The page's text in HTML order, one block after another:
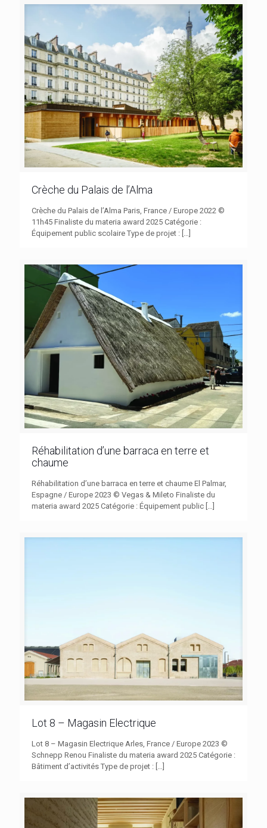
Crèche du Palais de l’Alma
Crèche du Palais de l’Alma Paris, France / Europe 2022 ©
11h45 Finaliste du materia award 2025 Catégorie :
Équipement public scolaire Type de projet : […]
Réhabilitation d’une barraca en terre et
chaume
Réhabilitation d’une barraca en terre et chaume El Palmar,
Espagne / Europe 2023 © Vegas & Mileto Finaliste du
materia award 2025 Catégorie : Équipement public […]
Lot 8 – Magasin Electrique
Lot 8 – Magasin Electrique Arles, France / Europe 2023 ©
Schnepp Renou Finaliste du materia award 2025 Catégorie :
Bâtiment d’activités Type de projet : […]